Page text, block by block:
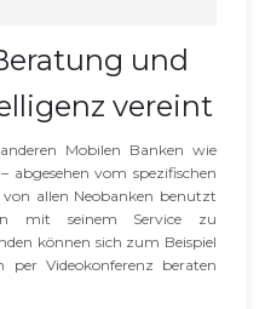
und
vereint
Mobilen Banken wie
abgesehen vom spezifischen
allen Neobanken benutzt
mit seinem Service zu
können sich zum Beispiel
per Videokonferenz beraten